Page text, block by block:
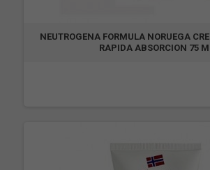
NEUTROGENA FORMULA NORUEGA
RAPIDA ABSORCION 75